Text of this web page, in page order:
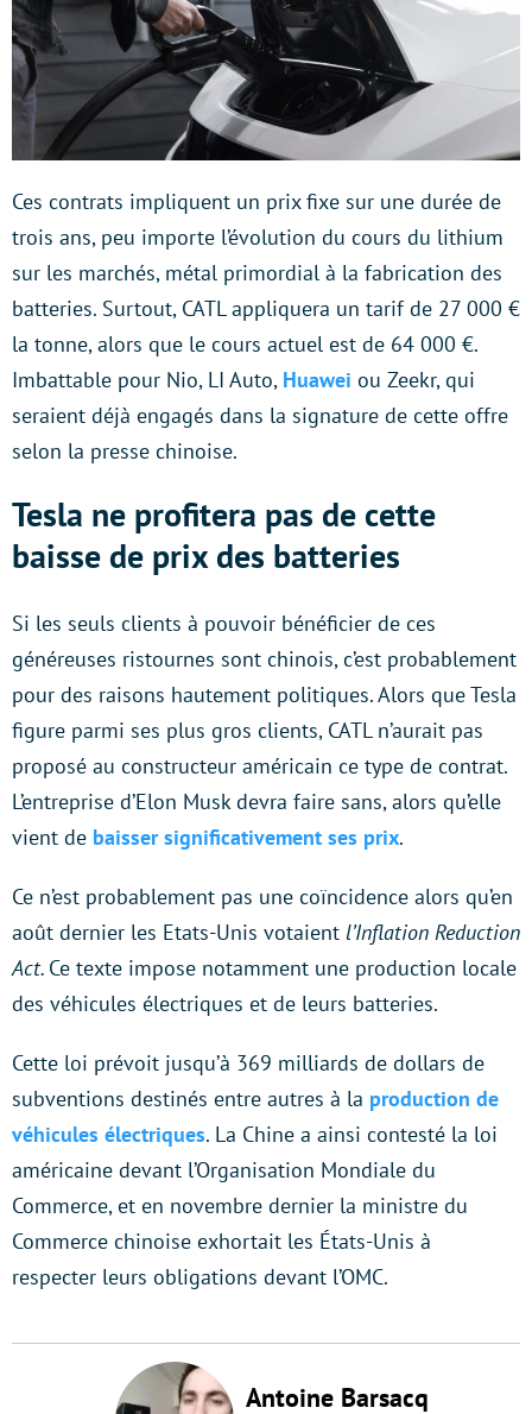
Ces contrats impliquent un prix fixe sur une durée de
trois ans, peu importe l’évolution du cours du lithium
sur les marchés, métal primordial à la fabrication des
batteries. Surtout, CATL appliquera un tarif de 27 000 €
la tonne, alors que le cours actuel est de 64 000 €.
Imbattable pour Nio, LI Auto, Huawei ou Zeekr, qui
seraient déjà engagés dans la signature de cette offre
selon la presse chinoise.
Tesla ne profitera pas de cette
baisse de prix des batteries
Si les seuls clients à pouvoir bénéficier de ces
généreuses ristournes sont chinois, c’est probablement
pour des raisons hautement politiques. Alors que Tesla
figure parmi ses plus gros clients, CATL n’aurait pas
proposé au constructeur américain ce type de contrat.
L’entreprise d’Elon Musk devra faire sans, alors qu’elle
vient de baisser significativement ses prix.
Ce n’est probablement pas une coïncidence alors qu’en
août dernier les Etats-Unis votaient l’Inflation Reduction
Act. Ce texte impose notamment une production locale
des véhicules électriques et de leurs batteries.
Cette loi prévoit jusqu’à 369 milliards de dollars de
subventions destinés entre autres à la production de
véhicules électriques. La Chine a ainsi contesté la loi
américaine devant l’Organisation Mondiale du
Commerce, et en novembre dernier la ministre du
Commerce chinoise exhortait les États-Unis à
respecter leurs obligations devant l’OMC.
Antoine Barsacq